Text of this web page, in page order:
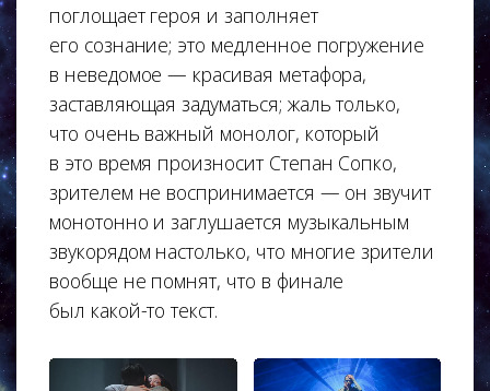
поглощает героя и заполняет
его сознание; это медленное погружение
в неведомое — красивая метафора,
заставляющая задуматься; жаль только,
что очень важный монолог, который
в это время произносит Степан Сопко,
зрителем не воспринимается — он звучит
монотонно и заглушается музыкальным
звукорядом настолько, что многие зрители
вообще не помнят, что в финале
был какой-то текст.